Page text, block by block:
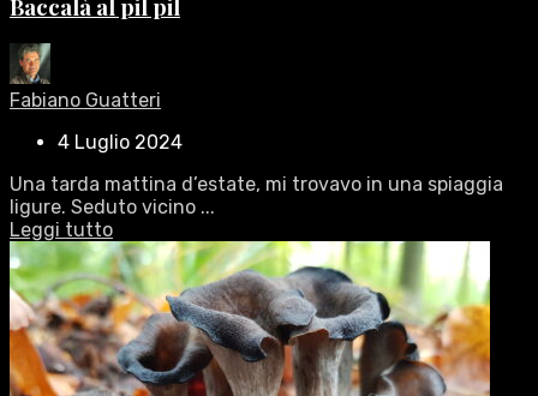
Baccalà al pil pil
Fabiano Guatteri
4 Luglio 2024
Una tarda mattina d’estate, mi trovavo in una spiaggia
ligure. Seduto vicino ...
Leggi tutto